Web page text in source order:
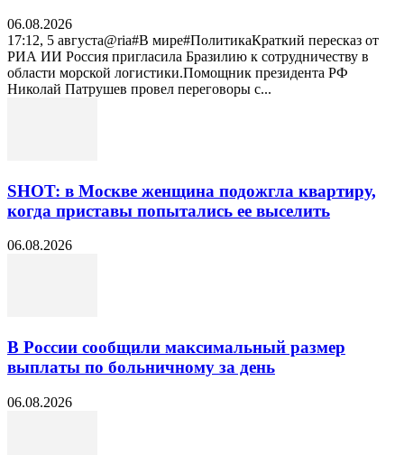
06.08.2026
17:12, 5 августа@ria#В мире#ПолитикаКраткий пересказ от
РИА ИИ Россия пригласила Бразилию к сотрудничеству в
области морской логистики.Помощник президента РФ
Николай Патрушев провел переговоры с...
SHOT: в Москве женщина подожгла квартиру,
когда приставы попытались ее выселить
06.08.2026
В России сообщили максимальный размер
выплаты по больничному за день
06.08.2026